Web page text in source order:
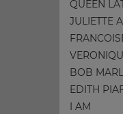
QUEEN
JULIETTE
BOB
EDITH
I AM